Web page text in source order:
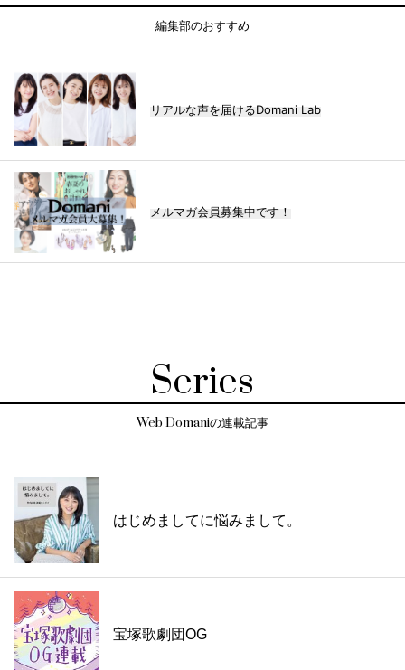
編集部のおすすめ
リアルな声を届けるDomani Lab
メルマガ会員募集中です！
Series
Web Domaniの連載記事
はじめましてに悩みまして。
宝塚歌劇団OG